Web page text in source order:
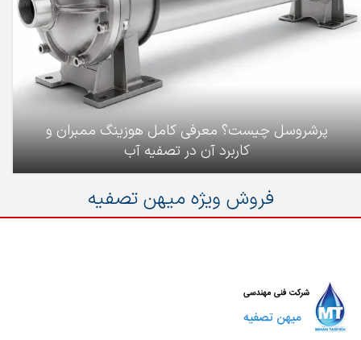
پرشروسل چیست؟ معرفی کامل هوزینگ ممبران و
کاربرد آن در تصفیه آب
فروش ویژه میهن تصفیه